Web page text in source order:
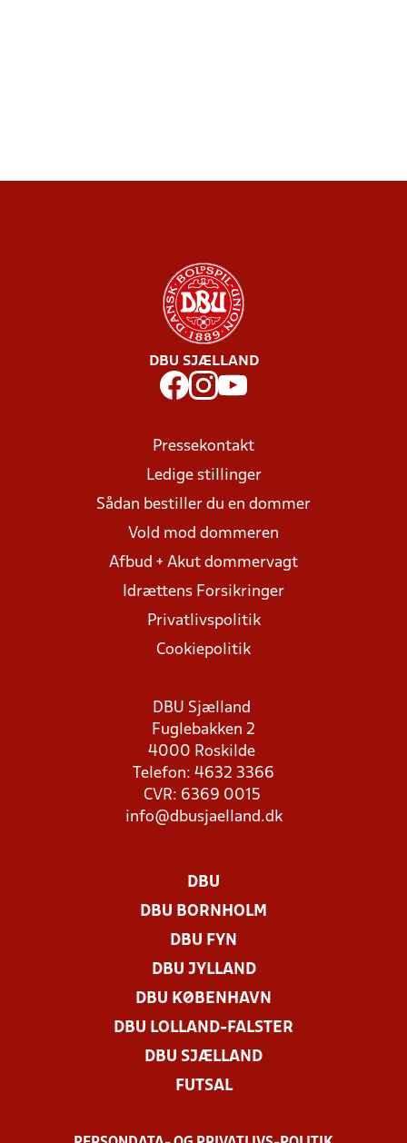
DBU SJÆLLAND
Pressekontakt
Ledige stillinger
Sådan bestiller du en dommer
Vold mod dommeren
Afbud + Akut dommervagt
Idrættens Forsikringer
Privatlivspolitik
Cookiepolitik
DBU Sjælland
Fuglebakken 2
4000 Roskilde
Telefon: 4632 3366
CVR: 6369 0015
info@dbusjaelland.dk
DBU
DBU BORNHOLM
DBU FYN
DBU JYLLAND
DBU KØBENHAVN
DBU LOLLAND-FALSTER
DBU SJÆLLAND
FUTSAL